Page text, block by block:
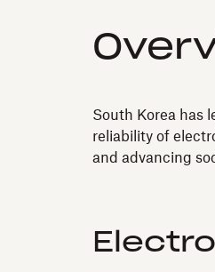
South Korea has
reliability of
and advancing